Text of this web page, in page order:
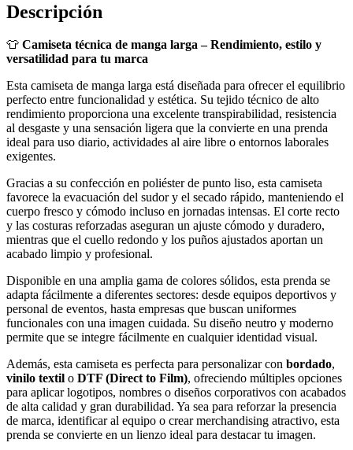
Descripción
👕 Camiseta técnica de manga larga – Rendimiento, estilo y
versatilidad para tu marca
Esta camiseta de manga larga está diseñada para ofrecer el equilibrio
perfecto entre funcionalidad y estética. Su tejido técnico de alto
rendimiento proporciona una excelente transpirabilidad, resistencia
al desgaste y una sensación ligera que la convierte en una prenda
ideal para uso diario, actividades al aire libre o entornos laborales
exigentes.
Gracias a su confección en poliéster de punto liso, esta camiseta
favorece la evacuación del sudor y el secado rápido, manteniendo el
cuerpo fresco y cómodo incluso en jornadas intensas. El corte recto
y las costuras reforzadas aseguran un ajuste cómodo y duradero,
mientras que el cuello redondo y los puños ajustados aportan un
acabado limpio y profesional.
Disponible en una amplia gama de colores sólidos, esta prenda se
adapta fácilmente a diferentes sectores: desde equipos deportivos y
personal de eventos, hasta empresas que buscan uniformes
funcionales con una imagen cuidada. Su diseño neutro y moderno
permite que se integre fácilmente en cualquier identidad visual.
Además, esta camiseta es perfecta para personalizar con bordado,
vinilo textil o DTF (Direct to Film), ofreciendo múltiples opciones
para aplicar logotipos, nombres o diseños corporativos con acabados
de alta calidad y gran durabilidad. Ya sea para reforzar la presencia
de marca, identificar al equipo o crear merchandising atractivo, esta
prenda se convierte en un lienzo ideal para destacar tu imagen.